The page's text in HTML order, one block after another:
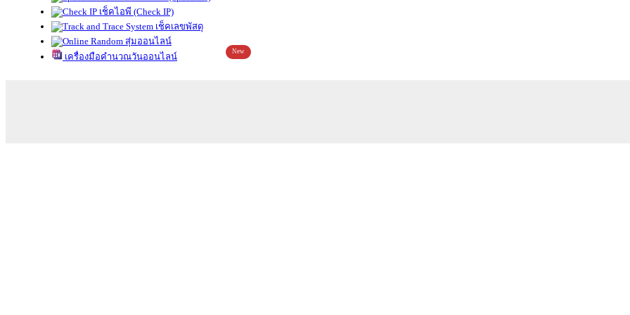
เช็คไอพี (Check IP)
เช็คเลขพัสดุ
สุ่มออนไลน์
เครื่องมือคำนวณวันออนไลน์
New